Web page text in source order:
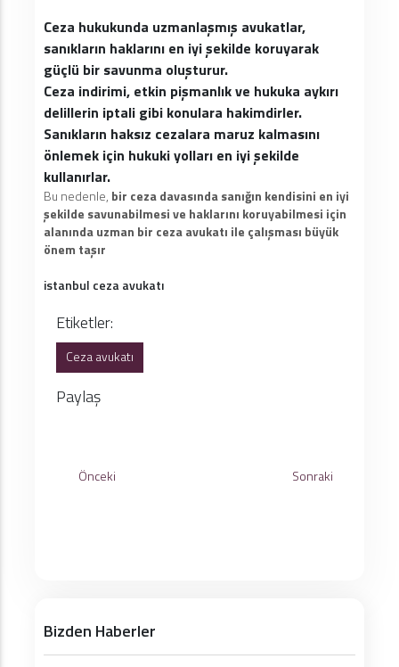
Ceza hukukunda uzmanlaşmış avukatlar,
sanıkların haklarını en iyi şekilde koruyarak
güçlü bir savunma oluşturur.
Ceza indirimi, etkin pişmanlık ve hukuka aykırı
delillerin iptali gibi konulara hakimdirler.
Sanıkların haksız cezalara maruz kalmasını
önlemek için hukuki yolları en iyi şekilde
kullanırlar.
Bu nedenle, bir ceza davasında sanığın kendisini en iyi
şekilde savunabilmesi ve haklarını koruyabilmesi için
alanında uzman bir ceza avukatı ile çalışması büyük
önem taşır
istanbul ceza avukatı
Etiketler:
Ceza avukatı
Paylaş
Önceki Sonraki
Bizden Haberler